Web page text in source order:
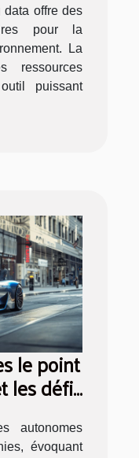
data offre des
pour la
La
ressources
puissant
le point
les défis
autonomes
évoquant